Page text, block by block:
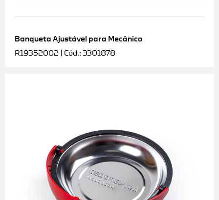
Banqueta Ajustável para Mecânico
R19352002 | Cód.: 3301878